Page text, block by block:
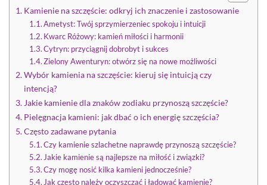
Kamienie na szczęście: odkryj ich znaczenie i zastosowanie
Ametyst: Twój sprzymierzeniec spokoju i intuicji
Kwarc Różowy: kamień miłości i harmonii
Cytryn: przyciągnij dobrobyt i sukces
Zielony Awenturyn: otwórz się na nowe możliwości
Wybór kamienia na szczęście: kieruj się intuicją czy
intencją?
Jakie kamienie dla znaków zodiaku przynoszą szczęście?
Pielęgnacja kamieni: jak dbać o ich energię szczęścia?
Często zadawane pytania
Czy kamienie szlachetne naprawdę przynoszą szczęście?
Jakie kamienie są najlepsze na miłość i związki?
Czy mogę nosić kilka kamieni jednocześnie?
Jak często należy oczyszczać i ładować kamienie?